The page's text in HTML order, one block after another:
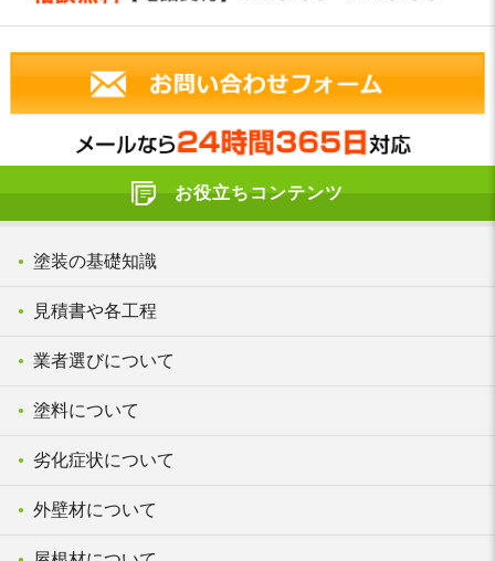
お役立ちコンテンツ
塗装の基礎知識
見積書や各工程
業者選びについて
塗料について
劣化症状について
外壁材について